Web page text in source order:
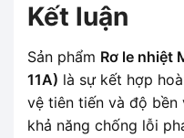
Kết luận
Sản phẩm Rơ le nhiệt
11A) là sự kết hợp
vệ tiên tiến và độ
khả năng chống lỗi